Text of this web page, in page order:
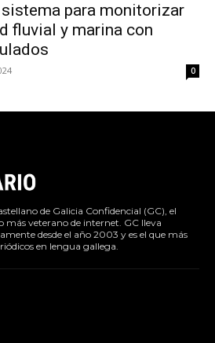
para monitorizar
fluvial y marina con
0
de Galicia Confidencial (GC), el
más veterano de internet. GC lleva
desde el año 2003 y es el que más
en lengua gallega.